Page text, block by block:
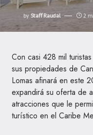
byStaff Raudal 2
Con casi 428 mil
sus propiedades de
Lomas afinará en este
expandirá su oferta de
atracciones que le
turístico en el Caribe